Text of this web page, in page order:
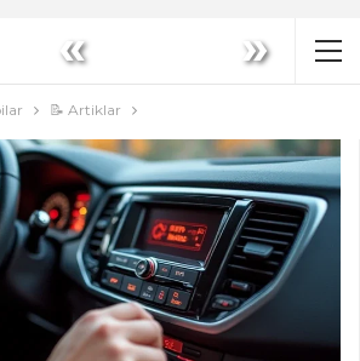
« »
📝 Artiklar